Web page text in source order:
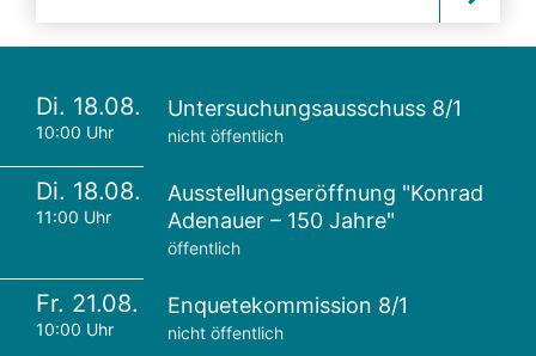
Di. 18.08.
10:00 Uhr
Untersuchungsausschuss 8/1
nicht öffentlich
Di. 18.08.
11:00 Uhr
Ausstellungseröffnung "Konrad
Adenauer – 150 Jahre"
öffentlich
Fr. 21.08.
10:00 Uhr
Enquetekommission 8/1
nicht öffentlich